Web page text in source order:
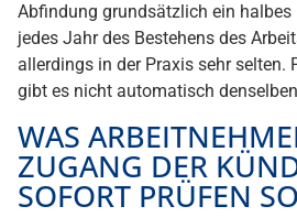
Abfindung grundsätzlich ein
jedes Jahr des Bestehens des
allerdings in der Praxis sehr selten.
gibt es nicht automatisch
WAS
ZUGANG DER
SOFORT PRÜFEN